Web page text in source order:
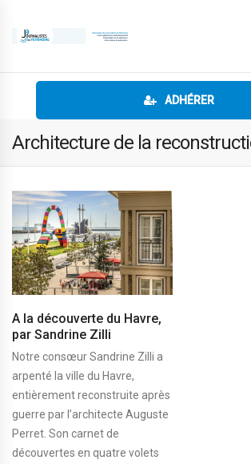
ADHÉRER
Architecture de la
A la découverte du Havre,
par Sandrine Zilli
Notre consœur Sandrine Zilli a
arpenté la ville du Havre,
entièrement reconstruite après
guerre par l’architecte Auguste
Perret. Son carnet de
découvertes en quatre volets